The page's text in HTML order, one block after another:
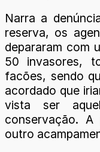
Narra a
reserva, os
depararam com
50 invasores,
facões, sendo
acordado que
vista ser
conservação.
outro